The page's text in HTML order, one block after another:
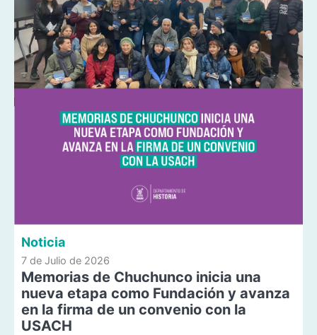
Noticia
7 de Julio de 2026
Memorias de Chuchunco inicia una
nueva etapa como Fundación y avanza
en la firma de un convenio con la
USACH